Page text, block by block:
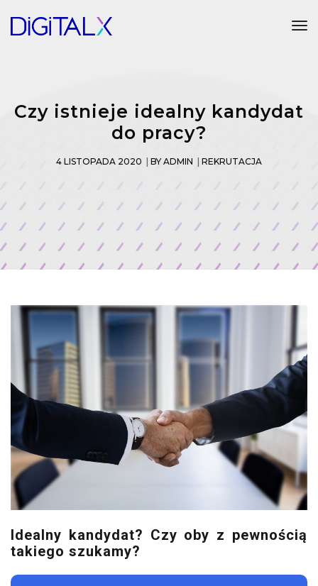
Czy istnieje idealny kandydat
do pracy?
4 LISTOPADA 2020 BYADMIN REKRUTACJA
Idealny kandydat? Czy oby z pewnością
takiego szukamy?